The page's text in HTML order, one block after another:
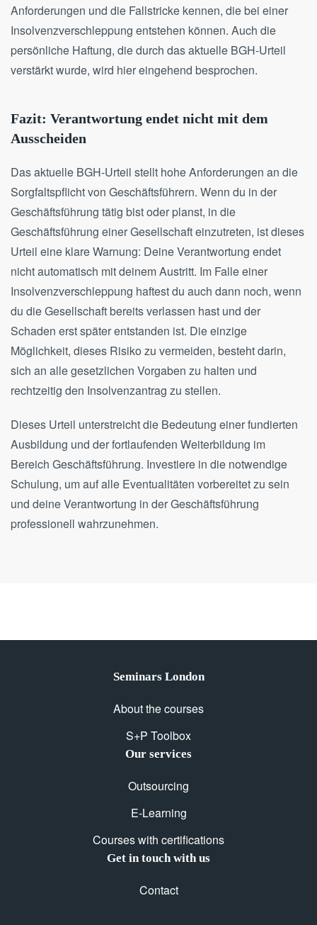
Anforderungen und die Fallstricke kennen, die bei einer
Insolvenzverschleppung entstehen können. Auch die
persönliche Haftung, die durch das aktuelle BGH-Urteil
verstärkt wurde, wird hier eingehend besprochen.
Fazit: Verantwortung endet nicht mit dem
Ausscheiden
Das aktuelle BGH-Urteil stellt hohe Anforderungen an die
Sorgfaltspflicht von Geschäftsführern. Wenn du in der
Geschäftsführung tätig bist oder planst, in die
Geschäftsführung einer Gesellschaft einzutreten, ist dieses
Urteil eine klare Warnung: Deine Verantwortung endet
nicht automatisch mit deinem Austritt. Im Falle einer
Insolvenzverschleppung haftest du auch dann noch, wenn
du die Gesellschaft bereits verlassen hast und der
Schaden erst später entstanden ist. Die einzige
Möglichkeit, dieses Risiko zu vermeiden, besteht darin,
sich an alle gesetzlichen Vorgaben zu halten und
rechtzeitig den Insolvenzantrag zu stellen.
Dieses Urteil unterstreicht die Bedeutung einer fundierten
Ausbildung und der fortlaufenden Weiterbildung im
Bereich Geschäftsführung. Investiere in die notwendige
Schulung, um auf alle Eventualitäten vorbereitet zu sein
und deine Verantwortung in der Geschäftsführung
professionell wahrzunehmen.
Seminars London
About the courses
S+P Toolbox
Our services
Outsourcing
E-Learning
Courses with certifications
Get in touch with us
Contact